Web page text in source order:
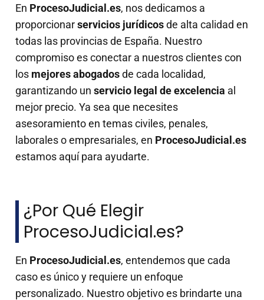
En ProcesoJudicial.es, nos dedicamos a
proporcionarservicios jurídicosde alta calidad en
todas las provincias de España. Nuestro
compromiso es conectar a nuestros clientes con
los mejores abogadosde cada localidad,
garantizando un servicio legal de excelencia al
mejor precio. Ya sea que necesites
asesoramiento en temas civiles, penales,
laborales o empresariales, en ProcesoJudicial.es
estamos aquí para ayudarte.
¿Por Qué Elegir
ProcesoJudicial.es?
En ProcesoJudicial.es, entendemos que cada
caso es único y requiere un enfoque
personalizado. Nuestro objetivo es brindarte una